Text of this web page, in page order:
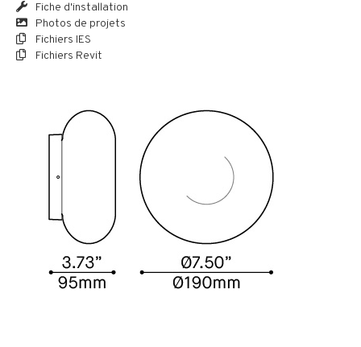
Fiche d'installation
Photos de projets
Fichiers IES
Fichiers Revit